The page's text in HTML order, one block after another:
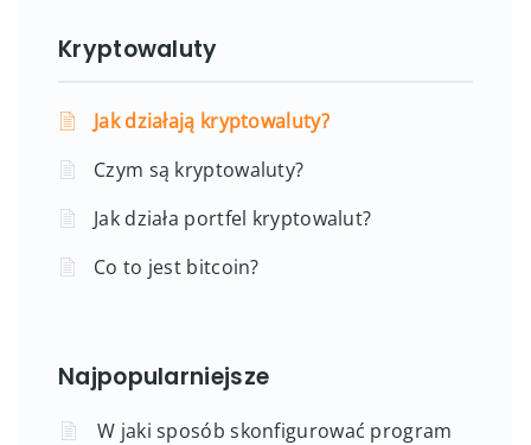
Kryptowaluty
Jak działają kryptowaluty?
Czym są kryptowaluty?
Jak działa portfel kryptowalut?
Co to jest bitcoin?
Najpopularniejsze
W jaki sposób skonfigurować program